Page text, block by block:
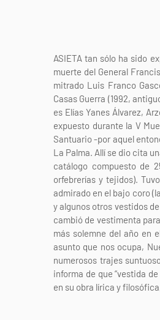
ASIETA tan sólo ha sido
muerte del General
mitrado Luis Franco
Casas Guerra (1992,
es Elías Yanes Álvarez,
expuesto durante la V
Santuario -por aquel
La Palma. Allí se dio cita
catálogo compuesto de
orfebrerías y tejidos).
admirado en el bajo coro
y algunos otros vestidos
cambió de vestimenta
más solemne del año en
asunto que nos ocupa,
numerosos trajes
informa de que “vestida
en su obra lírica y